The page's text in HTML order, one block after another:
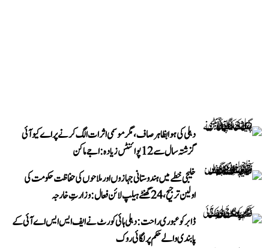
دہلی کی ہوا بظاہر صاف، مگر موسمی اثرات الگ کرنے پر اے کیو آئی
گزشتہ سال سے 12 پوائنٹس زیادہ: اجے ماکن
خلیجی خطے میں ہندوستانی جہازوں اور ملاحوں کی حفاظت حکومت کی
اولین ترجیح، 24 گھنٹے ہیلپ لائن فعال: وزارتِ خارجہ
ڈابر کو عبوری راحت: دہلی ہائی کورٹ نے ایف ایس ایس اے آئی کے
پابندی والے حکم پر لگائی روک